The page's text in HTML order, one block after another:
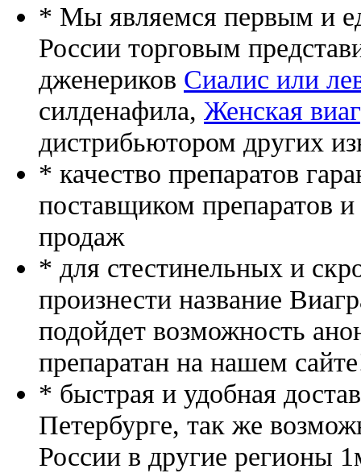
* Мы являемся первым и
России торговым
дженериков Сиалис или
силденафила, Женская
дистрибьютором других
* качество препаратов
поставщиком препаратов
продаж
* для стестинельных и
произнести название
подойдет возможность
препаратан на нашем
* быстрая и удобная
Петербурге, так же
России в другие регионы